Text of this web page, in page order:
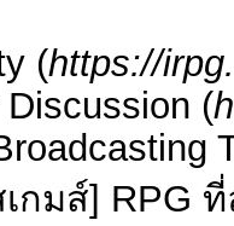
(https://
(
กมส์] RPG